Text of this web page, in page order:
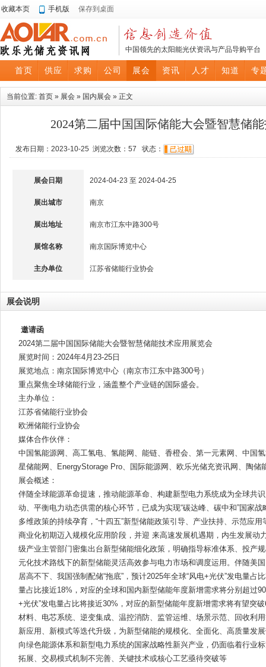
收藏本页 手机版 保存到桌面
中国领先的太阳能光伏资讯与产品导购平台
首页 供应 求购 公司 展会 资讯 人才 知道 专
当前位置: 首页 » 展会 » 国内展会 » 正文
2024第二届中国国际储能大会暨智慧储
发布日期：2023-10-25 浏览次数： 57 状态：
展会日期 2024-04-23 至 2024-04-25
展出城市 南京
展出地址 南京市江东中路300号
展馆名称 南京国际博览中心
主办单位 江苏省储能行业协会
展会说明
邀请函
2024第二届中国国际储能大会暨智慧储能技术应用展览会
展览时间：2024年4月23-25日
展览地点：南京国际博览中心（南京市江东中路300号）
重点聚焦全球储能行业，涵盖整个产业链的国际盛会。
主办单位：
江苏省储能行业协会
欧洲储能行业协会
媒体合作伙伴：
中国氢能源网、高工氢电、氢能网、能链、香橙会、第一元素网、中国
星储能网、EnergyStorage Pro、国际能源网、欧乐光储充资讯网、陶储
展会概述：
伴随全球能源革命提速，推动能源革命、构建新型电力系统成为全球共
动、平衡电力动态供需的核心环节，已成为实现“碳达峰、碳中和”国家战
多维政策的持续孕育，“十四五”新型储能政策引导、产业扶持、示范应
商业化初期迈入规模化应用阶段，并迎 来高速发展机遇期，内生发展动
级产业主管部门密集出台新型储能细化政策，明确指导标准体系、投产
元化技术路线下的新型储能灵活高效参与电力市场和调度运用。伴随美
居高不下、我国强制配储“拖底”，预计2025年全球“风电+光伏”发电量占
量占比接近18%，对应的全球和国内新型储能年度新增需求将分别超过
+光伏”发电量占比将接近30%，对应的新型储能年度新增需求将有望突
材料、电芯系统、逆变集成、温控消防、监管运维、场景示范、回收利
新应用、新模式等迭代升级，为新型储能的规模化、全面化、高质量发
向绿色能源体系和新型电力系统的国家战略性新兴产业，仍面临着行业
拓展、交易模式机制不完善、关键技术或核心工艺亟待突破等